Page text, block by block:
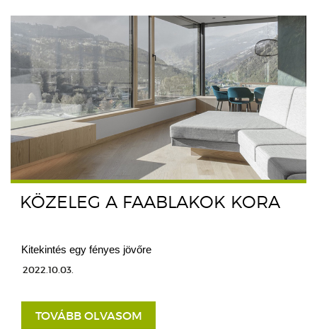
KÖZELEG A FAABLAKOK KORA
Kitekintés egy fényes jövőre
2022.10.03.
TOVÁBB OLVASOM